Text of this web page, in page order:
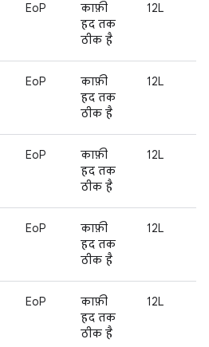
EoP
काफ़ी
हद तक
ठीक है
12L
EoP
काफ़ी
हद तक
ठीक है
12L
EoP
काफ़ी
हद तक
ठीक है
12L
EoP
काफ़ी
हद तक
ठीक है
12L
EoP
काफ़ी
हद तक
ठीक है
12L